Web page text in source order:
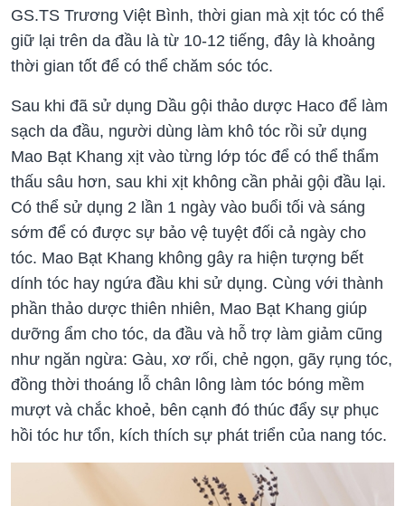
GS.TS Trương Việt Bình, thời gian mà xịt tóc có thể
giữ lại trên da đầu là từ 10-12 tiếng, đây là khoảng
thời gian tốt để có thể chăm sóc tóc.
Sau khi đã sử dụng Dầu gội thảo dược Haco để làm
sạch da đầu, người dùng làm khô tóc rồi sử dụng
Mao Bạt Khang xịt vào từng lớp tóc để có thể thẩm
thấu sâu hơn, sau khi xịt không cần phải gội đầu lại.
Có thể sử dụng 2 lần 1 ngày vào buổi tối và sáng
sớm để có được sự bảo vệ tuyệt đối cả ngày cho
tóc. Mao Bạt Khang không gây ra hiện tượng bết
dính tóc hay ngứa đầu khi sử dụng. Cùng với thành
phần thảo dược thiên nhiên, Mao Bạt Khang giúp
dưỡng ẩm cho tóc, da đầu và hỗ trợ làm giảm cũng
như ngăn ngừa: Gàu, xơ rối, chẻ ngọn, gãy rụng tóc,
đồng thời thoáng lỗ chân lông làm tóc bóng mềm
mượt và chắc khoẻ, bên cạnh đó thúc đẩy sự phục
hồi tóc hư tổn, kích thích sự phát triển của nang tóc.